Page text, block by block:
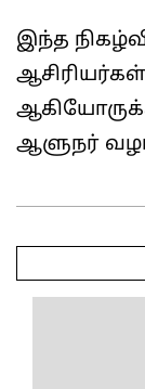
இந்த
ஆளுநர்
04-